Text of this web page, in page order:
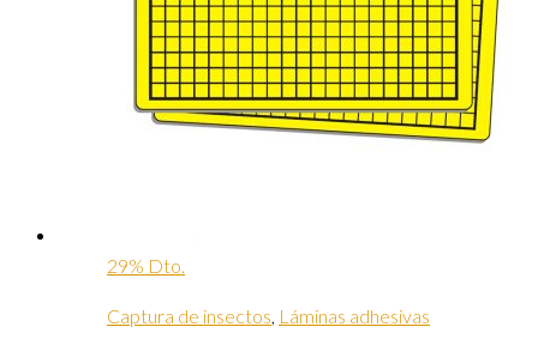
29% Dto.
Captura de insectos Láminas adhesivas